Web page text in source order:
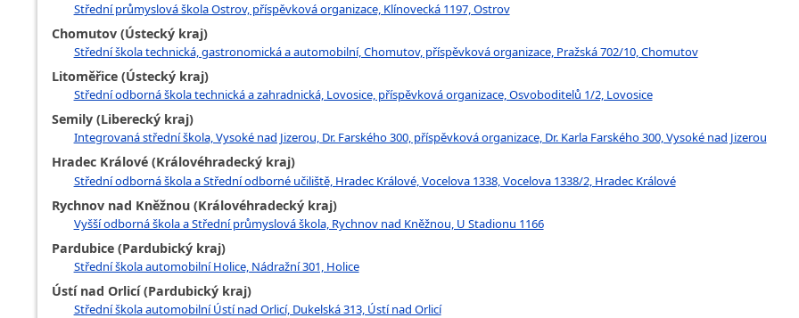
Střední průmyslová škola Ostrov, příspěvková organizace, Klínovecká 1197, Ostrov
Chomutov (Ústecký kraj)
Střední škola technická, gastronomická a automobilní, Chomutov, příspěvková organizace, Pražská 702/10, Chomutov
Litoměřice (Ústecký kraj)
Střední odborná škola technická a zahradnická, Lovosice, příspěvková organizace, Osvoboditelů 1/2, Lovosice
Semily (Liberecký kraj)
Integrovaná střední škola, Vysoké nad Jizerou, Dr. Farského 300, příspěvková organizace, Dr. Karla Farského 300, Vysoké nad Jizerou
Hradec Králové (Královéhradecký kraj)
Střední odborná škola a Střední odborné učiliště, Hradec Králové, Vocelova 1338, Vocelova 1338/2, Hradec Králové
Rychnov nad Kněžnou (Královéhradecký kraj)
Vyšší odborná škola a Střední průmyslová škola, Rychnov nad Kněžnou, U Stadionu 1166
Pardubice (Pardubický kraj)
Střední škola automobilní Holice, Nádražní 301, Holice
Ústí nad Orlicí (Pardubický kraj)
Střední škola automobilní Ústí nad Orlicí, Dukelská 313, Ústí nad Orlicí